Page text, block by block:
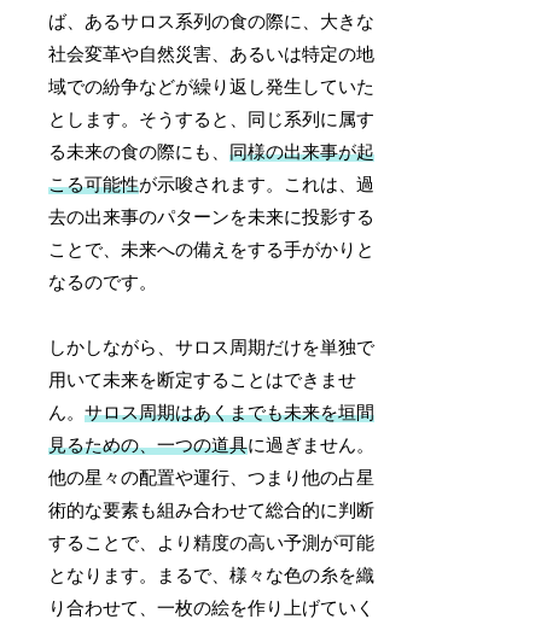
ば、あるサロス系列の食の際に、大きな
社会変革や自然災害、あるいは特定の地
域での紛争などが繰り返し発生していた
とします。そうすると、同じ系列に属す
る未来の食の際にも、同様の出来事が起
こる可能性が示唆されます。これは、過
去の出来事のパターンを未来に投影する
ことで、未来への備えをする手がかりと
なるのです。
しかしながら、サロス周期だけを単独で
用いて未来を断定することはできませ
ん。サロス周期はあくまでも未来を垣間
見るための、一つの道具に過ぎません。
他の星々の配置や運行、つまり他の占星
術的な要素も組み合わせて総合的に判断
することで、より精度の高い予測が可能
となります。まるで、様々な色の糸を織
り合わせて、一枚の絵を作り上げていく